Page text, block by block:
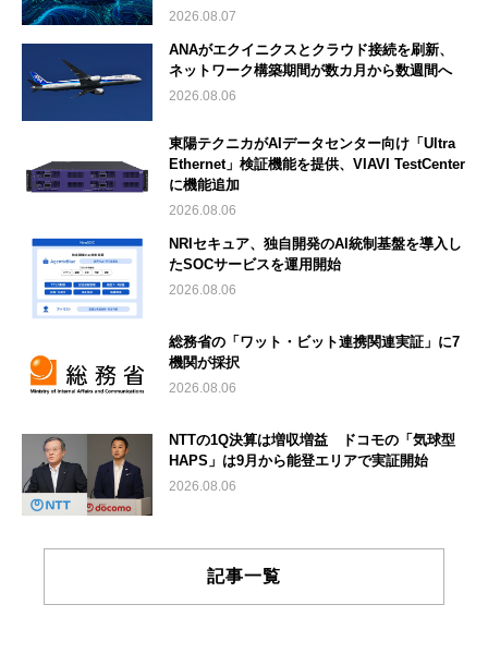
2026.08.07
ANAがエクイニクスとクラウド接続を刷新、
ネットワーク構築期間が数カ月から数週間へ
2026.08.06
東陽テクニカがAIデータセンター向け「Ultra
Ethernet」検証機能を提供、VIAVI TestCenter
に機能追加
2026.08.06
NRIセキュア、独自開発のAI統制基盤を導入し
たSOCサービスを運用開始
2026.08.06
総務省の「ワット・ビット連携関連実証」に7
機関が採択
2026.08.06
NTTの1Q決算は増収増益 ドコモの「気球型
HAPS」は9月から能登エリアで実証開始
2026.08.06
記事一覧